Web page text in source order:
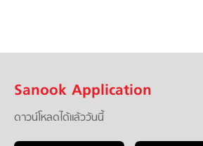
Sanook Application
ดาวน์โหลดได้แล้ววันนี้